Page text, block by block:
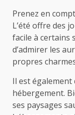
Prenez en
L’été offre des
facile à certains
d’admirer les
propres
Il est également
hébergement.
ses paysages